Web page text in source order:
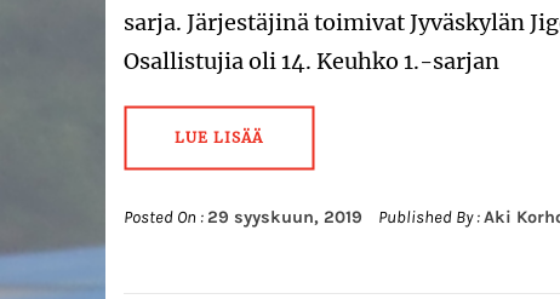
sarja. Järjestäjinä toimivat Jyväskylän
Osallistujia oli 14. Keuhko 1.-sarjan
LUE LISÄÄ
Posted On :29 syyskuun, 2019 Published By :Aki